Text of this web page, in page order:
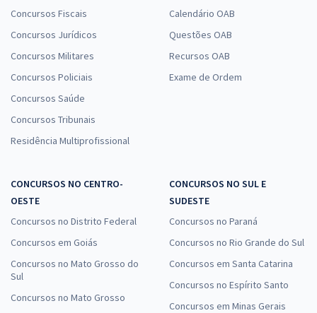
- Especialista em Desenvolvimento e Assistência Social (EDAS) -
Especialidade: Comunicação Social (Cargo 402) - Pós-Edital
à vista
R$39,92
SEDES DF - Secretaria de Desenvolvimento Social do Distrito Federal
R$23,99
Economize R$ 71,98 (-20%)
Comprar
Concursos Fiscais
Concursos Jurídicos
Concursos Militares
Concursos Policiais
Concursos Saúde
Concursos Tribunais
Residência Multiprofissional
Calendário OAB
Questões OAB
Recursos OAB
Exame de Ordem
CONCURSOS NO CENTRO-
OESTE
Concursos no Distrito Federal
Concursos em Goiás
Concursos no Mato Grosso do
Sul
Concursos no Mato Grosso
CONCURSOS NO SUL E
SUDESTE
Concursos no Paraná
Concursos no Rio Grande do Sul
Concursos em Santa Catarina
Concursos no Espírito Santo
Concursos em Minas Gerais